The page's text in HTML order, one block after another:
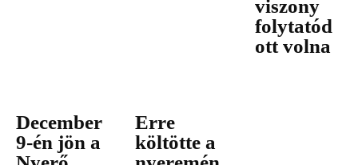
viszony
folytatód
ott volna
December
9-én jön a
Erre
költötte a